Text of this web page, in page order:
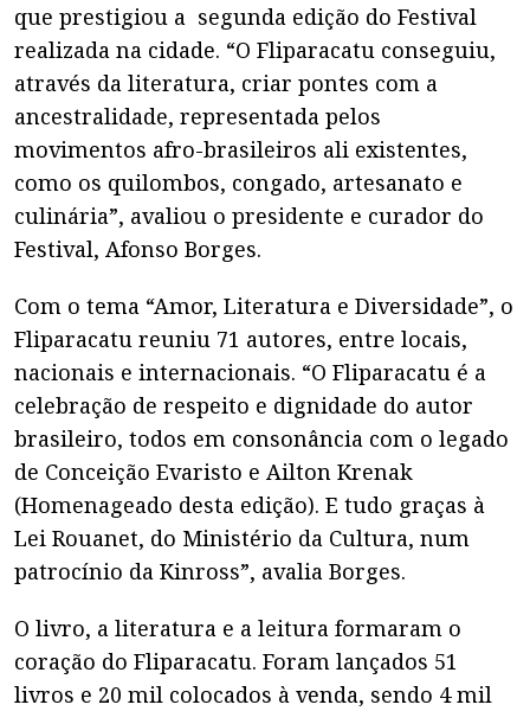
que prestigiou a segunda edição do Festival
realizada na cidade. “O Fliparacatu conseguiu,
através da literatura, criar pontes com a
ancestralidade, representada pelos
movimentos afro-brasileiros ali existentes,
como os quilombos, congado, artesanato e
culinária”, avaliou o presidente e curador do
Festival, Afonso Borges.
Com o tema “Amor, Literatura e Diversidade”, o
Fliparacatu reuniu 71 autores, entre locais,
nacionais e internacionais. “O Fliparacatu é a
celebração de respeito e dignidade do autor
brasileiro, todos em consonância com o legado
de Conceição Evaristo e Ailton Krenak
(Homenageado desta edição). E tudo graças à
Lei Rouanet, do Ministério da Cultura, num
patrocínio da Kinross”, avalia Borges.
O livro, a literatura e a leitura formaram o
coração do Fliparacatu. Foram lançados 51
livros e 20 mil colocados à venda, sendo 4 mil